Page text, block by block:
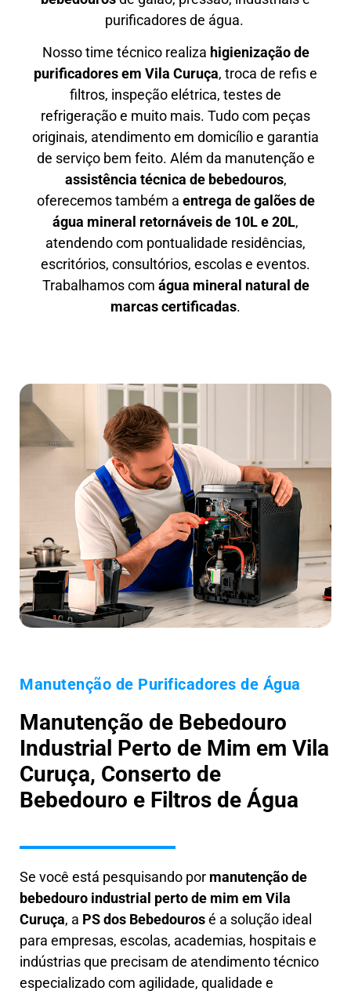
purificadores de água.
Nosso time técnico realiza higienização de
purificadores em Vila Curuça, troca de refis e
filtros, inspeção elétrica, testes de
refrigeração e muito mais. Tudo com peças
originais, atendimento em domicílio e garantia
de serviço bem feito. Além da manutenção e
assistência técnica de bebedouros,
oferecemos também a entrega de galões de
água mineral retornáveis de 10L e 20L,
atendendo com pontualidade residências,
escritórios, consultórios, escolas e eventos.
Trabalhamos com água mineral natural de
marcas certificadas.
Manutenção de Purificadores de Água
Manutenção de Bebedouro
Industrial Perto de Mim em Vila
Curuça, Conserto de
Bebedouro e Filtros de Água
Se você está pesquisando por manutenção de
bebedouro industrial perto de mim em Vila
Curuça, a PS dos Bebedourosé a solução ideal
para empresas, escolas, academias, hospitais e
indústrias que precisam de atendimento técnico
especializado com agilidade, qualidade e